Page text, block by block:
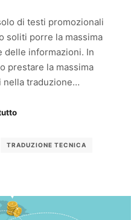
di testi promozionali
soliti porre la massima
delle informazioni. In
prestare la massima
nella traduzione…
TRADUZIONE TECNICA